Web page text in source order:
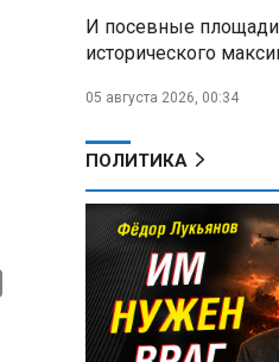
И посевные площади
исторического
05 августа 2026, 00:34
ПОЛИТИКА